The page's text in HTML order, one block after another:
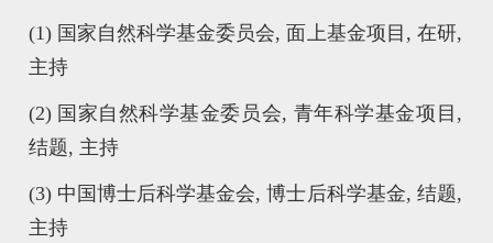
(1) 国家自然科学基金委员会, 面上基金项目, 在研,
主持
(2) 国家自然科学基金委员会, 青年科学基金项目,
结题, 主持
(3) 中国博士后科学基金会, 博士后科学基金, 结题,
主持